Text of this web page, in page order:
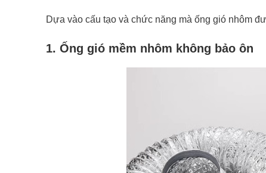
Dựa vào cấu tạo và chức năng mà ống gió nhôm
1. Ống gió mềm nhôm không bảo ôn